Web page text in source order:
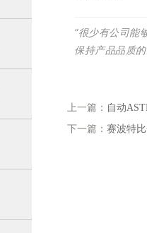
“很少有公司能
保持产品品质
上一篇： 自动
下一篇： 赛波特